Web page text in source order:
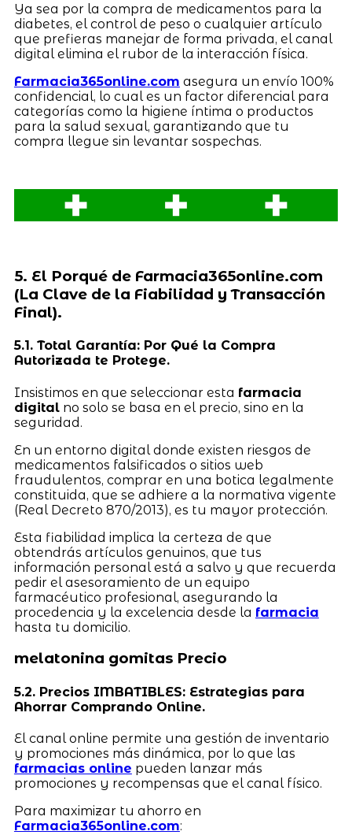
Ya sea por la compra de medicamentos para la
diabetes, el control de peso o cualquier artículo
que prefieras manejar de forma privada, el canal
digital elimina el rubor de la interacción física.
Farmacia365online.com asegura un envío 100%
confidencial, lo cual es un factor diferencial para
categorías como la higiene íntima o productos
para la salud sexual, garantizando que tu
compra llegue sin levantar sospechas.
5. El Porqué de Farmacia365online.com
(La Clave de la Fiabilidad y Transacción
Final).
5.1. Total Garantía: Por Qué la Compra
Autorizada te Protege.
Insistimos en que seleccionar esta farmacia
digitalno solo se basa en el precio, sino en la
seguridad.
En un entorno digital donde existen riesgos de
medicamentos falsificados o sitios web
fraudulentos, comprar en una botica legalmente
constituida, que se adhiere a la normativa vigente
(Real Decreto 870/2013), es tu mayor protección.
Esta fiabilidad implica la certeza de que
obtendrás artículos genuinos, que tus
información personal está a salvo y que recuerda
pedir el asesoramiento de un equipo
farmacéutico profesional, asegurando la
procedencia y la excelencia desde la farmacia
hasta tu domicilio.
melatonina gomitas Precio
5.2. Precios IMBATIBLES: Estrategias para
Ahorrar Comprando Online.
El canal online permite una gestión de inventario
y promociones más dinámica, por lo que las
farmacias online pueden lanzar más
promociones y recompensas que el canal físico.
Para maximizar tu ahorro en
Farmacia365online.com: